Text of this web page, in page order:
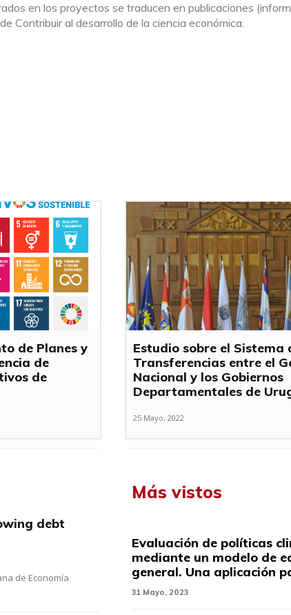
en los proyectos se traducen en publicaciones
de Contribuir al desarrollo de la ciencia económica.
de Planes y
de
de
Estudio sobre el Sistema
Transferencias entre el
Nacional y los Gobiernos
Departamentales de
25 Mayo, 2022
debt
de Economía
Más vistos
Evaluación de políticas
mediante un modelo de
general. Una aplicación
31 Mayo, 2023